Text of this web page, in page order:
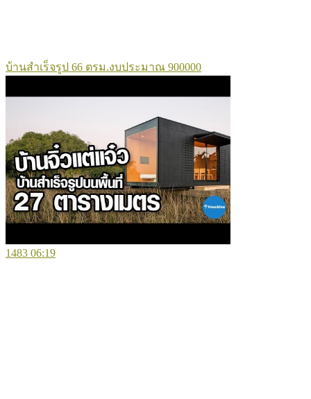
บ้านสำเร็จรูป 66 ตรม.งบประมาณ 900000
1483 06:19